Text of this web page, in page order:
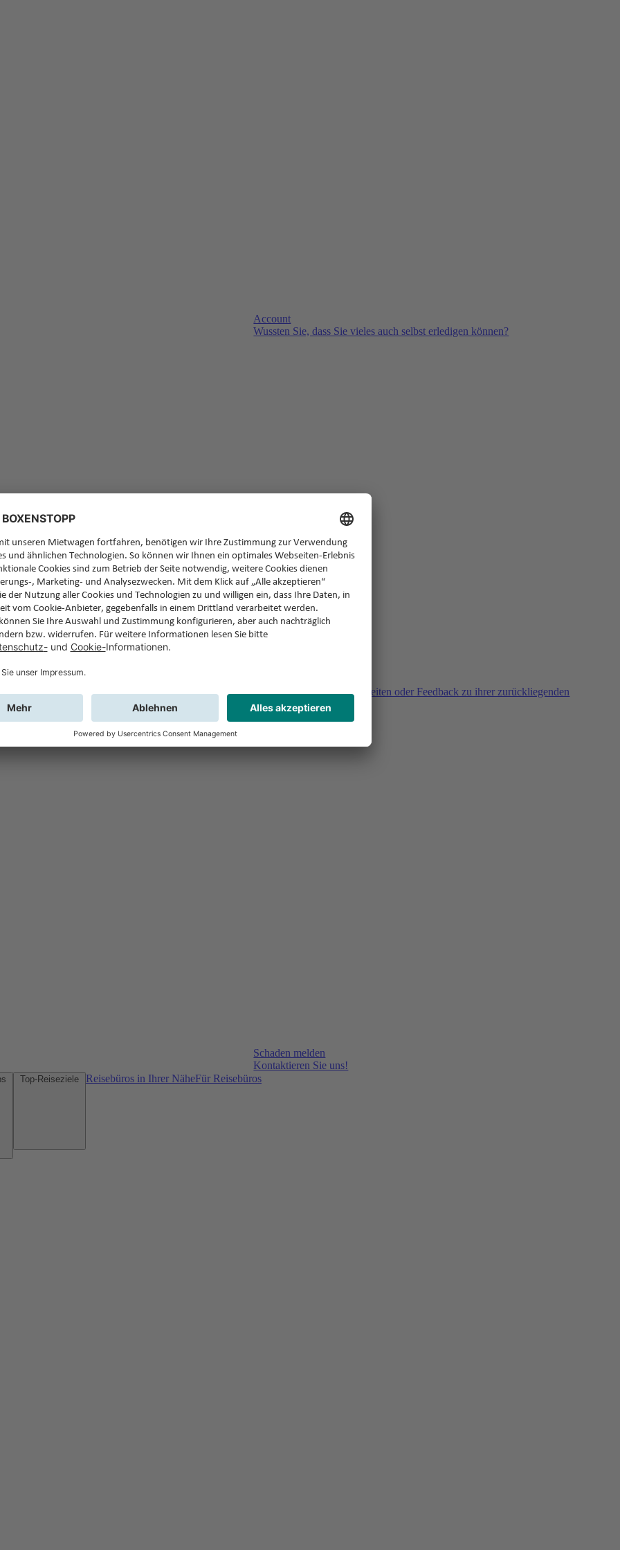
Account
Wussten Sie, dass Sie vieles auch selbst erledigen können?
Sie haben Fragen, Unklarheiten oder Feedback zu ihrer zurückliegenden
Buchung?
Schaden melden
Kontaktieren Sie uns!
Reisebüros in Ihrer NäheFür Reisebüros